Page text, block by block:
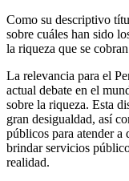
Como su descriptivo
sobre cuáles han sido
la riqueza que se
La relevancia para el
actual debate en el
sobre la riqueza. Esta
gran desigualdad, así
públicos para atender a
brindar servicios
realidad.